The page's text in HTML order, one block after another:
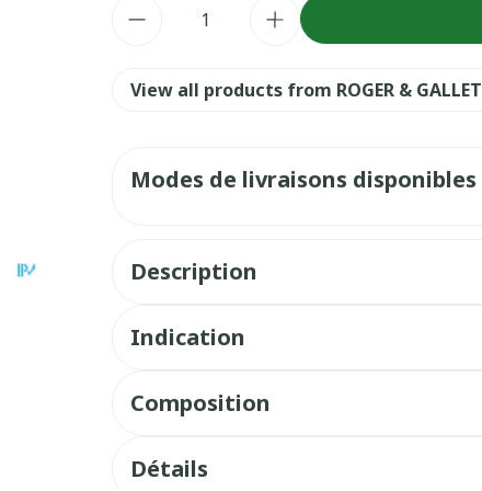
View all products from ROGER & GALLET
Modes de livraisons disponibles
Description
Indication
Composition
Détails